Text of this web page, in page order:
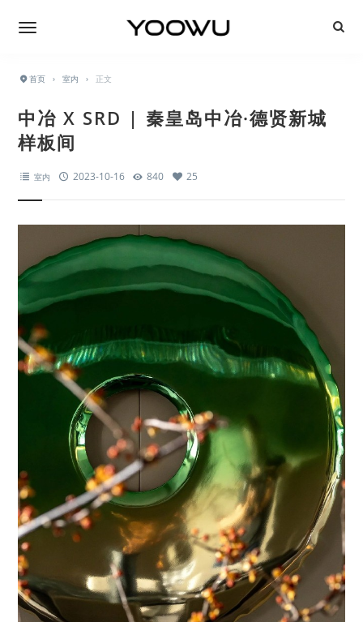
首页 › 室内 › 正文
中冶 X SRD | 秦皇岛中冶·德贤新城
样板间
室内 2023-10-16 840 25